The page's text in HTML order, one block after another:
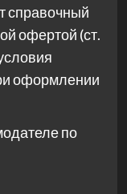
справочный
офертой (ст.
оформлении
по